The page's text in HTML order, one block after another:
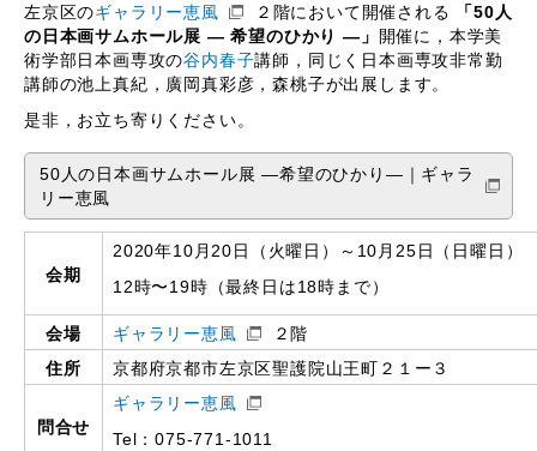
左京区のギャラリー恵風 ２階において開催される
「50人
の日本画サムホール展 ― 希望のひかり ―」 開催に，本学美
術学部日本画専攻の谷内春子講師，同じく日本画専攻非常勤
講師の池上真紀，廣岡真彩彦，森桃子が出展します。
是非，お立ち寄りください。
50人の日本画サムホール展 ―希望のひかり―｜ギャラ
リー恵風
会期
2020年10月20日（火曜日）～10月25日（日曜日）
12時〜19時（最終日は18時まで）
会場 ギャラリー恵風
２階
住所
京都府京都市左京区聖護院山王町２１ー３
問合せ
ギャラリー恵風
Tel：075-771-1011